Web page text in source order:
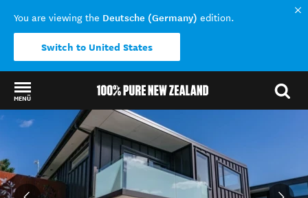
You are viewing the Deutsche (Germany) edition.
Switch to United States
MENÜ
Back to my results